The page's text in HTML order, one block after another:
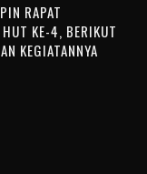
RAPAT
KE-4, BERIKUT
KEGIATANNYA